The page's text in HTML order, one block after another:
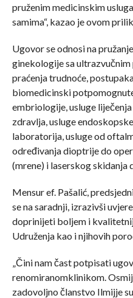
pruženim medicinskim
samima“, kazao je ovom
Ugovor se odnosi na
ginekologije sa
praćenja trudnoće,
biomedicinski
embriologije, usluge
zdravlja, usluge
laboratorija, usluge od
određivanja dioptrije do
(mrene) i laserskog skidanja
Mensur ef. Pašalić,
se na saradnji, izrazivši
doprinijeti boljem i
Udruženja kao i njihovih
„Čini nam čast potpisati
renomiranomklinikom.
zadovoljno članstvo Ilmijje